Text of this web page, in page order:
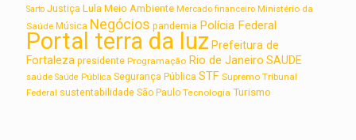
Sarto Justiça Lula Meio Ambiente Mercado financeiro Ministério da
Saúde Música Negócios pandemia Polícia Federal
Portal terra da luzPrefeitura de
Fortaleza presidente Programação Rio de Janeiro SAUDE
saúde Saúde Pública Segurança Pública STF Supremo Tribunal
Federal sustentabilidade São Paulo Tecnologia Turismo